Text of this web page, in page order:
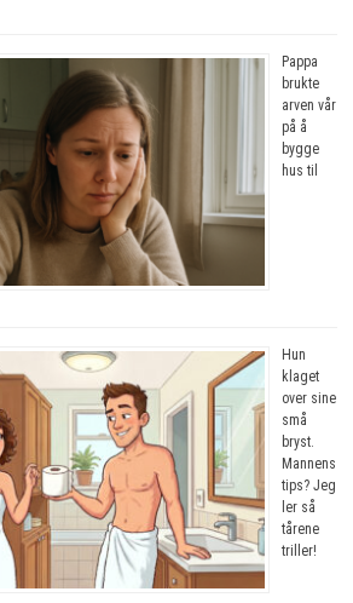
Pappa
brukte
arven vår
på å
bygge
hus til
Hun
klaget
over sine
små
bryst.
Mannens
tips? Jeg
ler så
tårene
triller!